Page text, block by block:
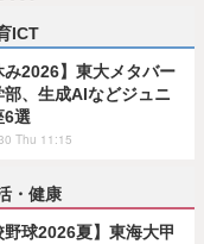
ICT
み2026】東大メタバー
部、生成AIなどジュニ
6選
Thu 11:15
・健康
野球2026夏】東海大甲